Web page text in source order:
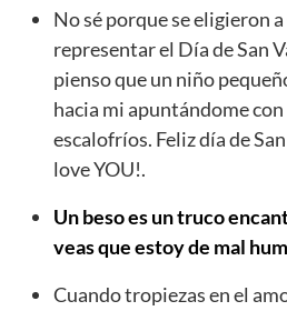
No sé porque se eligieron
representar el Día de San
pienso que un niño
hacia mi apuntándome
escalofríos. Feliz día de
love YOU!.
Un beso es un truco
veas que estoy de mal
Cuando tropiezas en el